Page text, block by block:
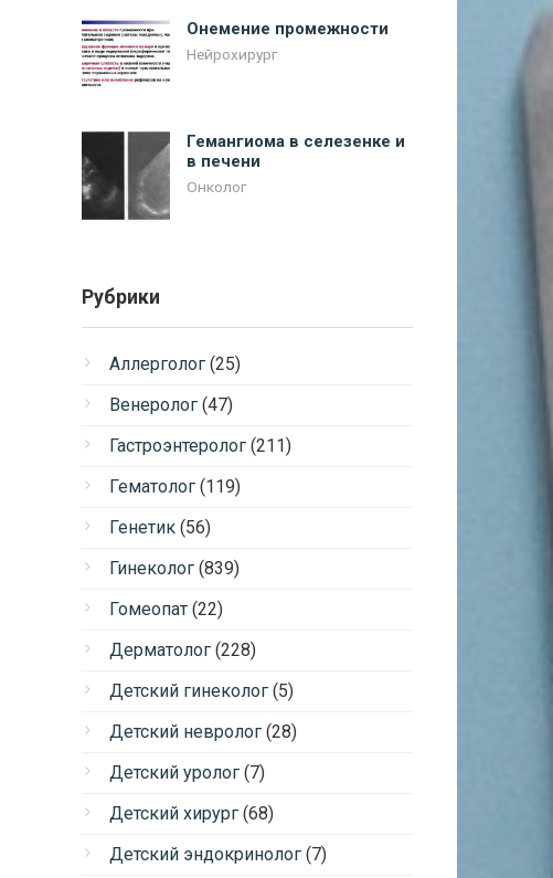
Онемение промежности
Нейрохирург
Гемангиома в селезенке и
в печени
Онколог
Рубрики
Аллерголог (25)
Венеролог (47)
Гастроэнтеролог (211)
Гематолог (119)
Генетик (56)
Гинеколог (839)
Гомеопат (22)
Дерматолог (228)
Детский гинеколог (5)
Детский невролог (28)
Детский уролог (7)
Детский хирург (68)
Детский эндокринолог (7)